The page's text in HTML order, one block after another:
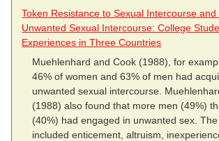
Token Resistance to Sexual Intercourse
Unwanted Sexual Intercourse: College
Experiences in Three Countries
Muehlenhard and Cook (1988), for
46% of women and 63% of men had
unwanted sexual intercourse.
(1988) also found that more men (49%)
(40%) had engaged in unwanted sex.
included enticement, altruism,